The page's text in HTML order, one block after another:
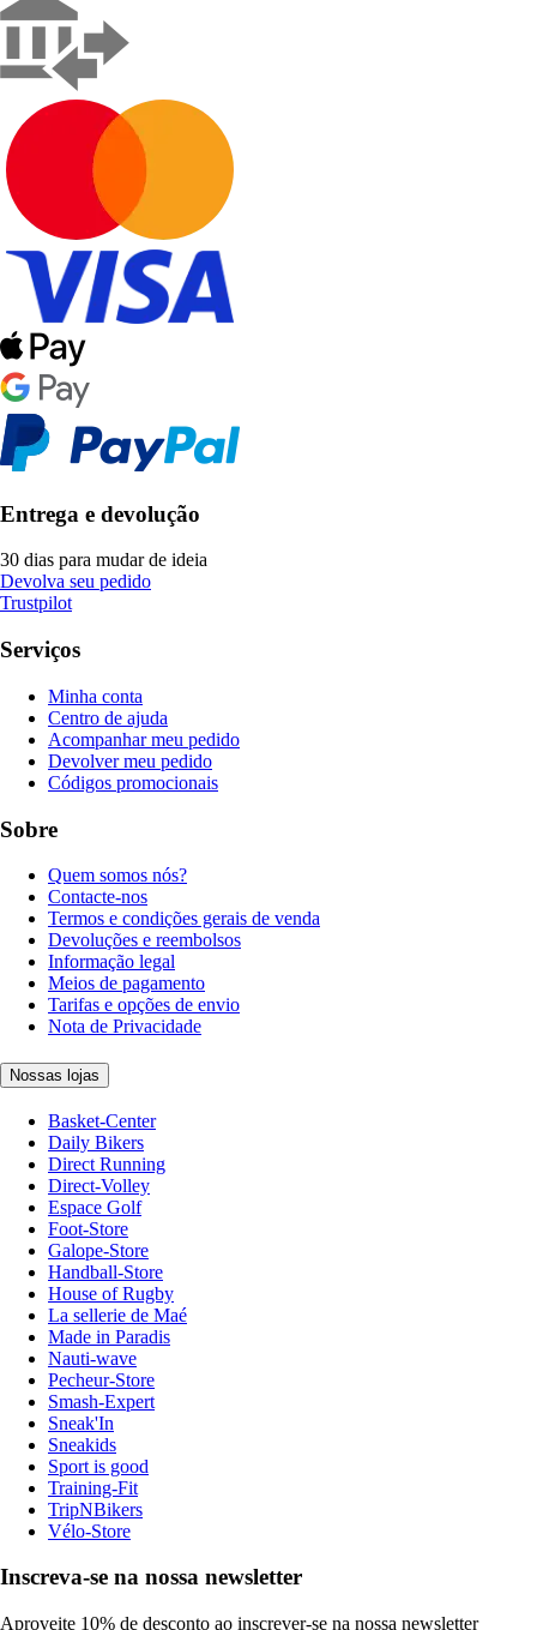
Entrega e devolução
30 dias para mudar de ideia
Devolva seu pedido
Trustpilot
Serviços
Minha conta
Centro de ajuda
Acompanhar meu pedido
Devolver meu pedido
Códigos promocionais
Sobre
Quem somos nós?
Contacte-nos
Termos e condições gerais de venda
Devoluções e reembolsos
Informação legal
Meios de pagamento
Tarifas e opções de envio
Nota de Privacidade
Nossas lojas
Basket-Center
Daily Bikers
Direct Running
Direct-Volley
Espace Golf
Foot-Store
Galope-Store
Handball-Store
House of Rugby
La sellerie de Maé
Made in Paradis
Nauti-wave
Pecheur-Store
Smash-Expert
Sneak'In
Sneakids
Sport is good
Training-Fit
TripNBikers
Vélo-Store
Inscreva-se na nossa newsletter
Aproveite 10% de desconto ao inscrever-se na nossa newsletter